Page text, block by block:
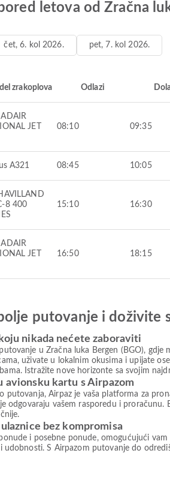
letova od Zračna
čet, 6. kol 2026. pet, 7. kol 2026.
zrakoplova Odlazi
JET
08:10 09:35
A321 08:45 10:05
8 400
15:10 16:30
JET
16:50 18:15
putovanje i doživite
nikada nećete zaboraviti
u Zračna luka Bergen (BGO),
uživate u lokalnim okusima i upijate
Istražite nove horizonte sa svojim
avionsku kartu s Airpazom
putovanja, Airpaz je vaša platforma za
odgovaraju vašem rasporedu i
bez kompromisa
i posebne ponude, omogućujući
udobnosti. S Airpazom putovanje do